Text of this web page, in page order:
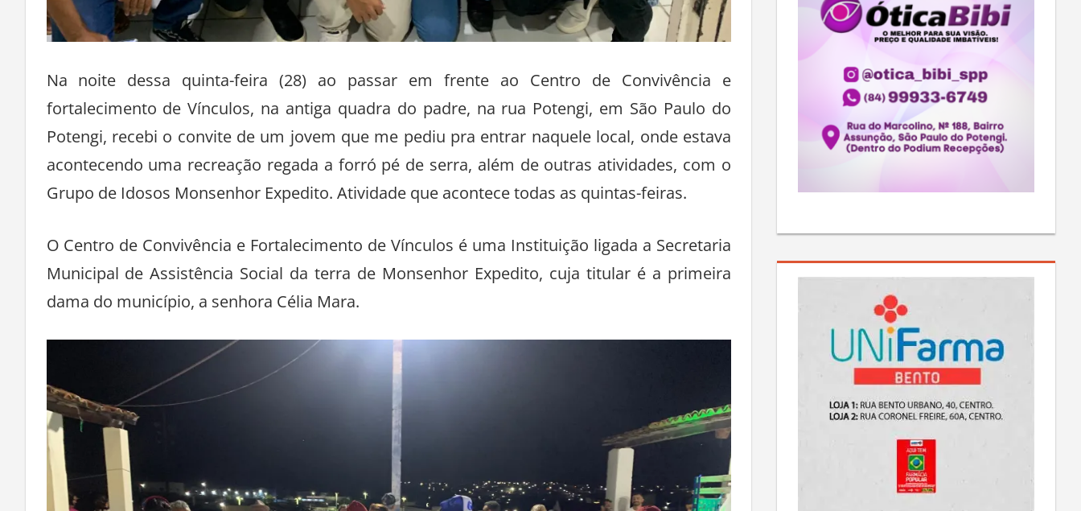
Na noite dessa quinta-feira (28) ao passar em frente ao Centro de Convivência e
fortalecimento de Vínculos, na antiga quadra do padre, na rua Potengi, em São Paulo do
Potengi, recebi o convite de um jovem que me pediu pra entrar naquele local, onde estava
acontecendo uma recreação regada a forró pé de serra, além de outras atividades, com o
Grupo de Idosos Monsenhor Expedito. Atividade que acontece todas as quintas-feiras.
O Centro de Convivência e Fortalecimento de Vínculos é uma Instituição ligada a Secretaria
Municipal de Assistência Social da terra de Monsenhor Expedito, cuja titular é a primeira
dama do município, a senhora Célia Mara.